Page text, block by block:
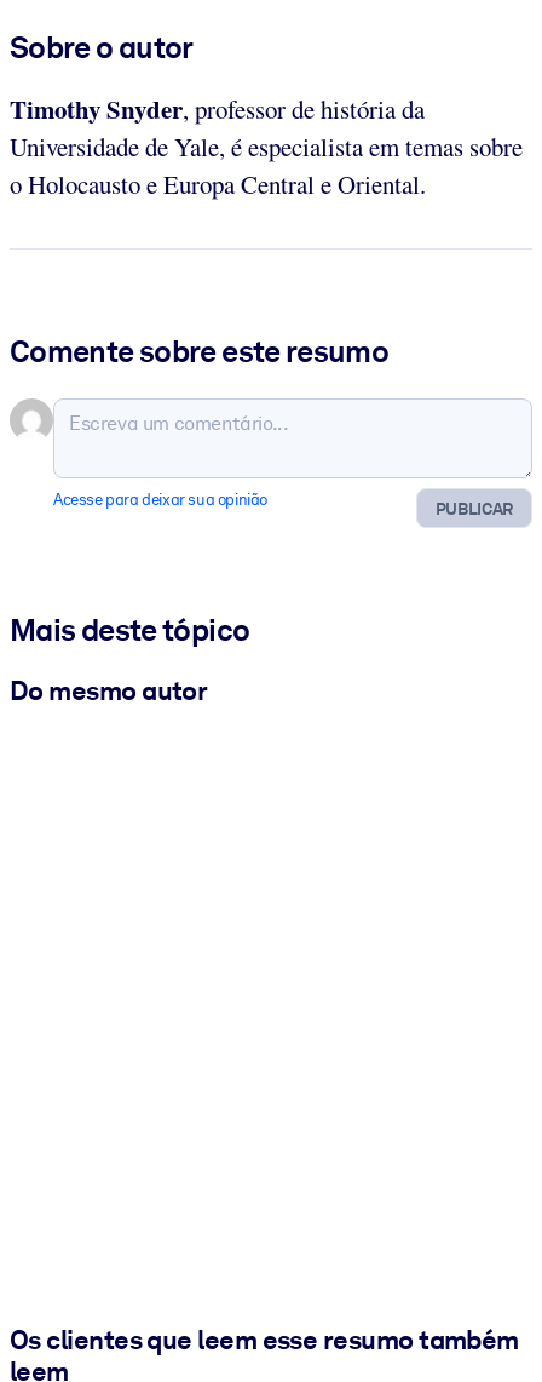
Sobre o autor
Timothy Snyder, professor de história da
Universidade de Yale, é especialista em temas sobre
o Holocausto e Europa Central e Oriental.
Comente sobre este resumo
PUBLICAR
Acesse para deixar sua opinião
Mais deste tópico
Do mesmo autor
Os clientes que leem esse resumo também
leem